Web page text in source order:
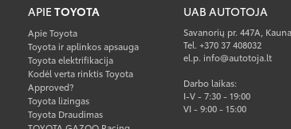
APIE TOYOTA
Apie Toyota
Toyota ir aplinkos apsauga
Toyota elektrifikacija
Kodėl verta rinktis Toyota
Approved?
Toyota lizingas
Toyota Draudimas
UAB AUTOTOJA
Savanorių pr. 447A,
Tel. +370 37 408032
el.p. info@autotoja.lt
Darbo laikas:
I-V - 7:30 - 19:00
VI - 9:00 - 15:00